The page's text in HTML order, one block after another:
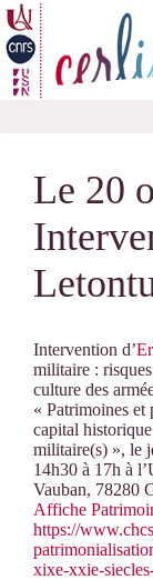
Passer
au
contenu
Le 20
Intervention d’
militaire :
culture des
« Patrimoines
capital
militaire(s) », le
14h30 à 17h à
Vauban, 78280
Affiche
https://
xixe-xxie-